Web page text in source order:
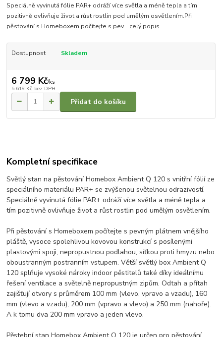
Speciálně vyvinutá fólie PAR+ odráží více světla a méně tepla a tím
pozitivně ovlivňuje život a růst rostlin pod umělým osvětlením.Při
pěstování s Homeboxem počítejte s pev... celý popis
Dostupnost Skladem
6 799 Kč/ks
5 619 Kč bez DPH
Přidat do košíku
Kompletní specifikace
Světlý stan na pěstování Homebox Ambient Q 120 s vnitřní fólií ze
speciálního materiálu PAR+ se zvýšenou světelnou odrazivostí.
Speciálně vyvinutá fólie PAR+ odráží více světla a méně tepla a
tím pozitivně ovlivňuje život a růst rostlin pod umělým osvětlením.
Při pěstování s Homeboxem počítejte s pevným plátnem vnějšího
pláště, vysoce spolehlivou kovovou konstrukcí s posílenými
plastovými spoji, nepropustnou podlahou, síťkou proti hmyzu nebo
oboustranným postranním vstupem. Větší světlý box Ambient Q
120 splňuje vysoké nároky indoor pěstitelů také díky ideálnímu
řešení ventilace a světelně nepropustným zipům. Odtah a přítah
zajišťují otvory s průměrem 100 mm (vlevo, vpravo a vzadu), 160
mm (vlevo a vzadu), 200 mm (vpravo a vlevo) a 250 mm (nahoře).
A k tomu dva 200 mm vpravo a jeden vlevo.